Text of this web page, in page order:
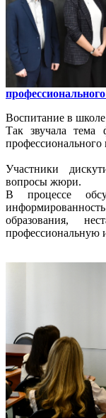
Воспитание в
Так звучала тема
профессионального
Участники
вопросы жюри.
В процессе
образования,
профессиональную